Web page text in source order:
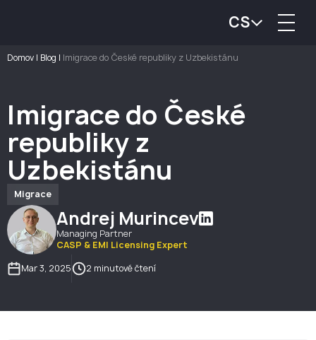
CS
Domov | Blog | Imigrace do České republiky z Uzbekistánu
Imigrace do České
republiky z
Uzbekistánu
Migrace
Andrej Murincev
Managing Partner
CASP & EMI Licensing Expert
Mar 3, 2025
2 minutové čtení